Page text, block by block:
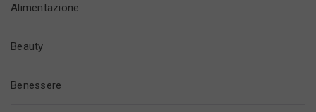
Alimentazione
Beauty
Benessere